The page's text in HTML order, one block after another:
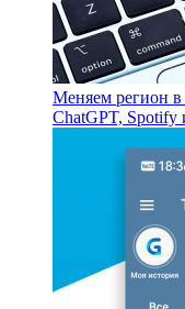
Меняем регион в
ChatGPT,